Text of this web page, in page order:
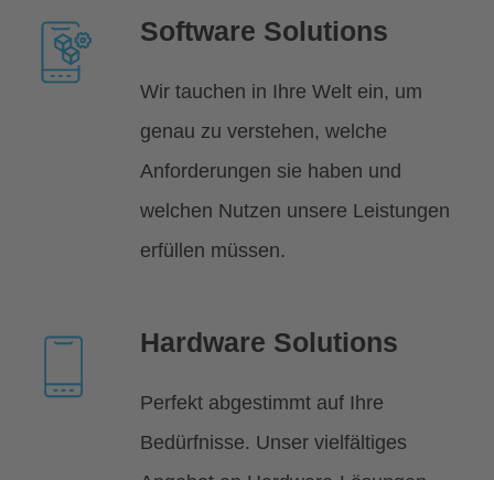
Software Solutions
Wir tauchen in Ihre Welt ein, um
genau zu verstehen, welche
Anforderungen sie haben und
welchen Nutzen unsere Leistungen
erfüllen müssen.
Hardware Solutions
Perfekt abgestimmt auf Ihre
Bedürfnisse. Unser vielfältiges